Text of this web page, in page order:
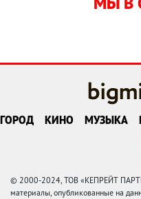
ГОРОД КИНО МУЗЫКА
© 2000-2024, ТОВ «КЕПРЕЙТ
материалы, опубликованные на